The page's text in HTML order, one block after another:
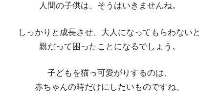
人間の子供は、そうはいきませんね。
しっかりと成長させ、大人になってもらわないと
親だって困ったことになるでしょう。
子どもを猫っ可愛がりするのは、
赤ちゃんの時だけにしたいものですね。